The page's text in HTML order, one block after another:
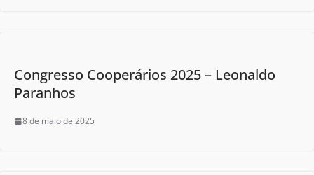
Congresso Cooperários 2025 – Leonaldo
Paranhos
8 de maio de 2025